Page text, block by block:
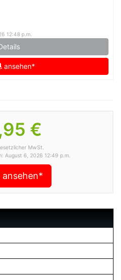
12:48 p.m.
ansehen*
€
MwSt.
August 6, 2026 12:49 p.m.
ansehen*